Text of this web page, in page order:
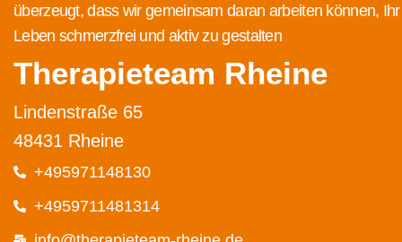
überzeugt, dass wir gemeinsam daran arbeiten können, Ihr
Leben schmerzfrei und aktiv zu gestalten
Therapieteam Rheine
Lindenstraße 65
48431 Rheine
+495971148130
+4959711481314